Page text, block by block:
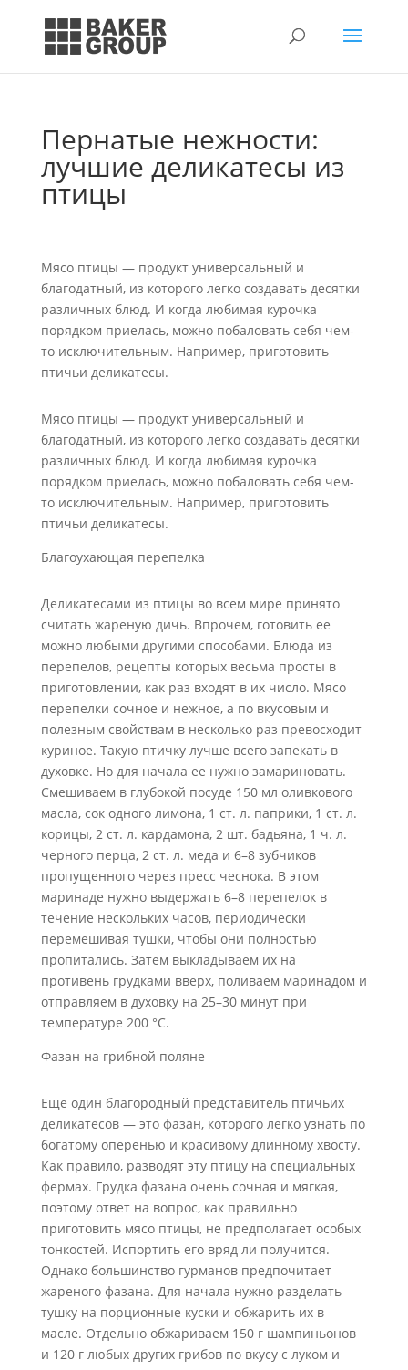
Пернатые нежности:
лучшие деликатесы из
птицы
Мясо птицы — продукт универсальный и
благодатный, из которого легко создавать десятки
различных блюд. И когда любимая курочка
порядком приелась, можно побаловать себя чем-
то исключительным. Например, приготовить
птичьи деликатесы.
Мясо птицы — продукт универсальный и
благодатный, из которого легко создавать десятки
различных блюд. И когда любимая курочка
порядком приелась, можно побаловать себя чем-
то исключительным. Например, приготовить
птичьи деликатесы.
Благоухающая перепелка
Деликатесами из птицы во всем мире принято
считать жареную дичь. Впрочем, готовить ее
можно любыми другими способами. Блюда из
перепелов, рецепты которых весьма просты в
приготовлении, как раз входят в их число. Мясо
перепелки сочное и нежное, а по вкусовым и
полезным свойствам в несколько раз превосходит
куриное. Такую птичку лучше всего запекать в
духовке. Но для начала ее нужно замариновать.
Смешиваем в глубокой посуде 150 мл оливкового
масла, сок одного лимона, 1 ст. л. паприки, 1 ст. л.
корицы, 2 ст. л. кардамона, 2 шт. бадьяна, 1 ч. л.
черного перца, 2 ст. л. меда и 6–8 зубчиков
пропущенного через пресс чеснока. В этом
маринаде нужно выдержать 6–8 перепелок в
течение нескольких часов, периодически
перемешивая тушки, чтобы они полностью
пропитались. Затем выкладываем их на
противень грудками вверх, поливаем маринадом и
отправляем в духовку на 25–30 минут при
температуре 200 °C.
Фазан на грибной поляне
Еще один благородный представитель птичьих
деликатесов — это фазан, которого легко узнать по
богатому оперенью и красивому длинному хвосту.
Как правило, разводят эту птицу на специальных
фермах. Грудка фазана очень сочная и мягкая,
поэтому ответ на вопрос, как правильно
приготовить мясо птицы, не предполагает особых
тонкостей. Испортить его вряд ли получится.
Однако большинство гурманов предпочитает
жареного фазана. Для начала нужно разделать
тушку на порционные куски и обжарить их в
масле. Отдельно обжариваем 150 г шампиньонов
и 120 г любых других грибов по вкусу с луком и